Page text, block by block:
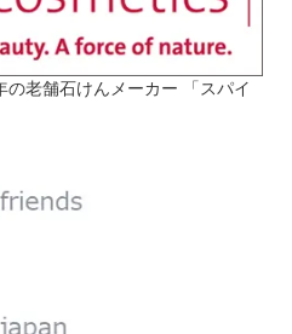
老舗石けんメーカー 「スパイ